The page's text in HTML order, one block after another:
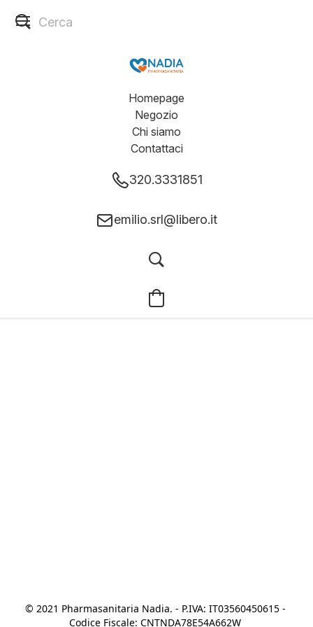
Homepage
Negozio
Chi siamo
Contattaci
320.3331851
emilio.srl@libero.it
© 2021 Pharmasanitaria Nadia. - P.IVA: IT03560450615 -
Codice Fiscale: CNTNDA78E54A662W